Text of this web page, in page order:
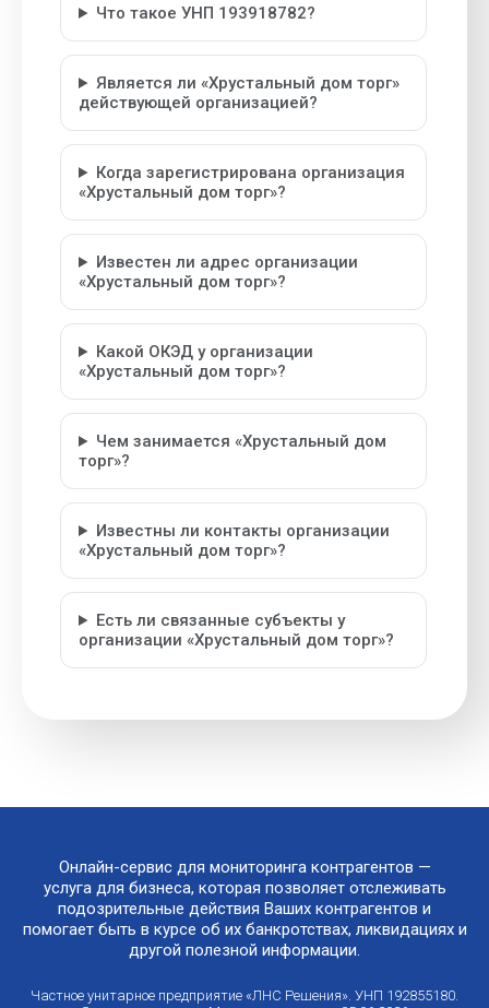
Что такое УНП 193918782?
Является ли «Хрустальный дом торг»
действующей организацией?
Когда зарегистрирована организация
«Хрустальный дом торг»?
Известен ли адрес организации
«Хрустальный дом торг»?
Какой ОКЭД у организации
«Хрустальный дом торг»?
Чем занимается «Хрустальный дом
торг»?
Известны ли контакты организации
«Хрустальный дом торг»?
Есть ли связанные субъекты у
организации «Хрустальный дом торг»?
Онлайн-сервис для мониторинга контрагентов —
услуга для бизнеса, которая позволяет отслеживать
подозрительные действия Ваших контрагентов и
помогает быть в курсе об их банкротствах, ликвидациях и
другой полезной информации.
Частное унитарное предприятие «ЛНС Решения». УНП 192855180.